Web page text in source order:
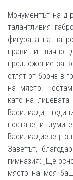
Монументът на д-
талантливия
фигурата на
прави и лично
предложение за
отлят от бронз в
на място.
като на
Василиади,
поставени
Василиадиевец
Заветът,
гимназия: „Ще
място на моя